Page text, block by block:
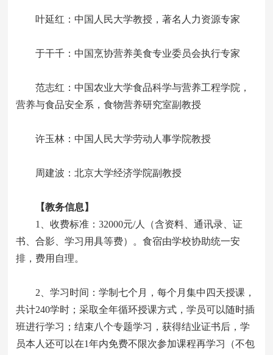
叶延红：中国人民大学教授，著名人力资源专家
于干千：中国烹协营养美食专业委员会执行专家
范志红：中国农业大学食品科学与营养工程学院，
营养与食品安全系，食物营养研究室副教授
许玉林：中国人民大学劳动人事学院教授
周建波：北京大学经济学院副教授
【教务信息】
1、收费标准：32000元/人（含资料、通讯录、证
书、合影、学习用具等费）。食宿由学校协助统一安
排，费用自理。
2、学习时间：学制七个月，每个月集中四天授课，
共计240学时；采取全年循环授课方式，学员可以随时插
班进行学习；结束八个专题学习，获得结业证书后，学
员本人还可以在1年内免费不限次参加课程再学习（不包